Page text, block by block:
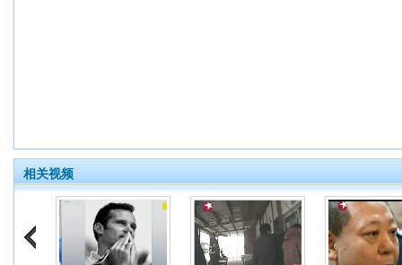
相关视频